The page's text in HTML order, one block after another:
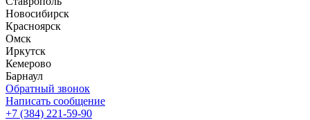
Новосибирск
Красноярск
Омск
Иркутск
Кемерово
Барнаул
Обратный звонок
Написать сообщение
+7 (384) 221-59-90